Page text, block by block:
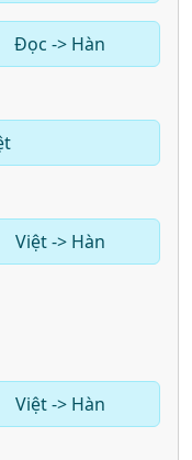
Đọc -> Hàn
Việt -> Hàn
Việt -> Hàn